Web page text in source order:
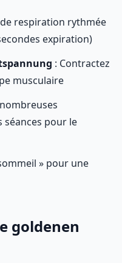
respiration rythmée
expiration)
: Contractez
musculaire
pour le
» pour une
goldenen